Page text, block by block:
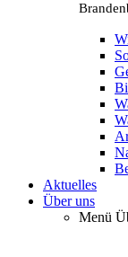
Aktuelles
Über uns
Menü